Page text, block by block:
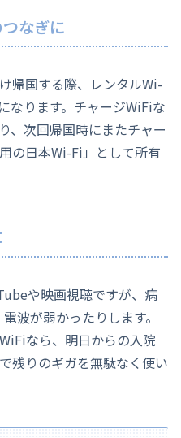
なぎに
帰国する際、レンタルWi-
なります。チャージWiFiな
、次回帰国時にまたチャー
の日本Wi-Fi」として所有
や映画視聴ですが、病
波が弱かったりします。
なら、明日からの入院
残りのギガを無駄なく使い